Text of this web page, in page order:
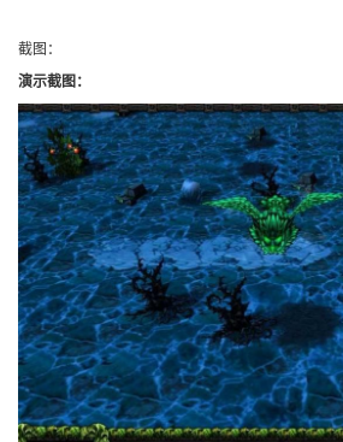
截图：
演示截图：